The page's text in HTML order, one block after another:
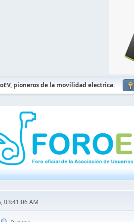
pioneros de la movilidad electrica.
03:41:06 AM